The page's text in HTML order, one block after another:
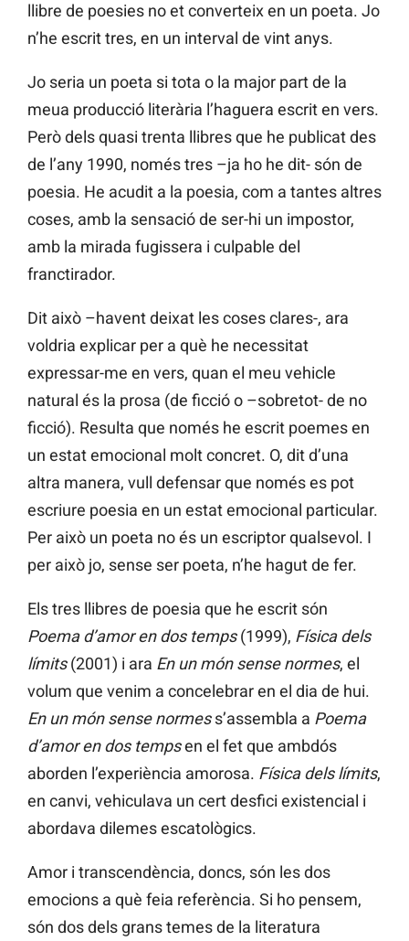
llibre de poesies no et converteix en un poeta. Jo
n’he escrit tres, en un interval de vint anys.
Jo seria un poeta si tota o la major part de la
meua producció literària l’haguera escrit en vers.
Però dels quasi trenta llibres que he publicat des
de l’any 1990, només tres –ja ho he dit- són de
poesia. He acudit a la poesia, com a tantes altres
coses, amb la sensació de ser-hi un impostor,
amb la mirada fugissera i culpable del
franctirador.
Dit això –havent deixat les coses clares-, ara
voldria explicar per a què he necessitat
expressar-me en vers, quan el meu vehicle
natural és la prosa (de ficció o –sobretot- de no
ficció). Resulta que només he escrit poemes en
un estat emocional molt concret. O, dit d’una
altra manera, vull defensar que només es pot
escriure poesia en un estat emocional particular.
Per això un poeta no és un escriptor qualsevol. I
per això jo, sense ser poeta, n’he hagut de fer.
Els tres llibres de poesia que he escrit són
Poema d’amor en dos temps(1999), Física dels
límits(2001) i ara En un món sense normes, el
volum que venim a concelebrar en el dia de hui.
En un món sense normess’assembla a Poema
d’amor en dos tempsen el fet que ambdós
aborden l’experiència amorosa. Física dels límits,
en canvi, vehiculava un cert desfici existencial i
abordava dilemes escatològics.
Amor i transcendència, doncs, són les dos
emocions a què feia referència. Si ho pensem,
són dos dels grans temes de la literatura